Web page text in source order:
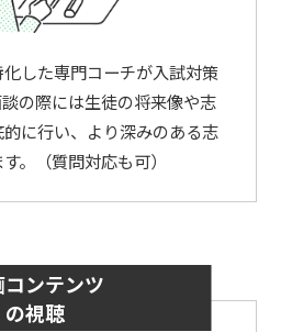
した専門コーチが入試対策
の際には生徒の将来像や志
に行い、より深みのある志
。（質問対応も可）
ンテンツ
の視聴